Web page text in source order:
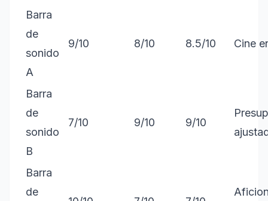
Barra
de
sonido
A
9/10 8/10 8.5/10 Cine
Barra
de
sonido
B
7/10 9/10 9/10
Barra
de